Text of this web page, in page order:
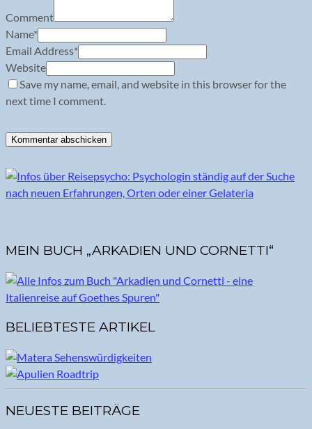
Comment
Name*
Email Address*
Website
Save my name, email, and website in this browser for the
next time I comment.
MEIN BUCH „ARKADIEN UND CORNETTI“
BELIEBTESTE ARTIKEL
NEUESTE BEITRÄGE